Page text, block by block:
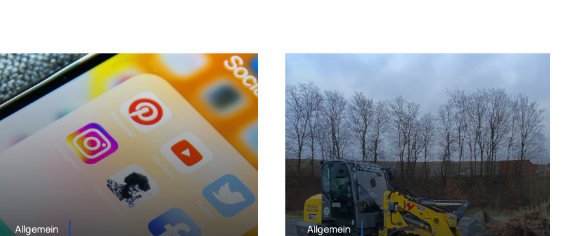
Allgemein Allgemein